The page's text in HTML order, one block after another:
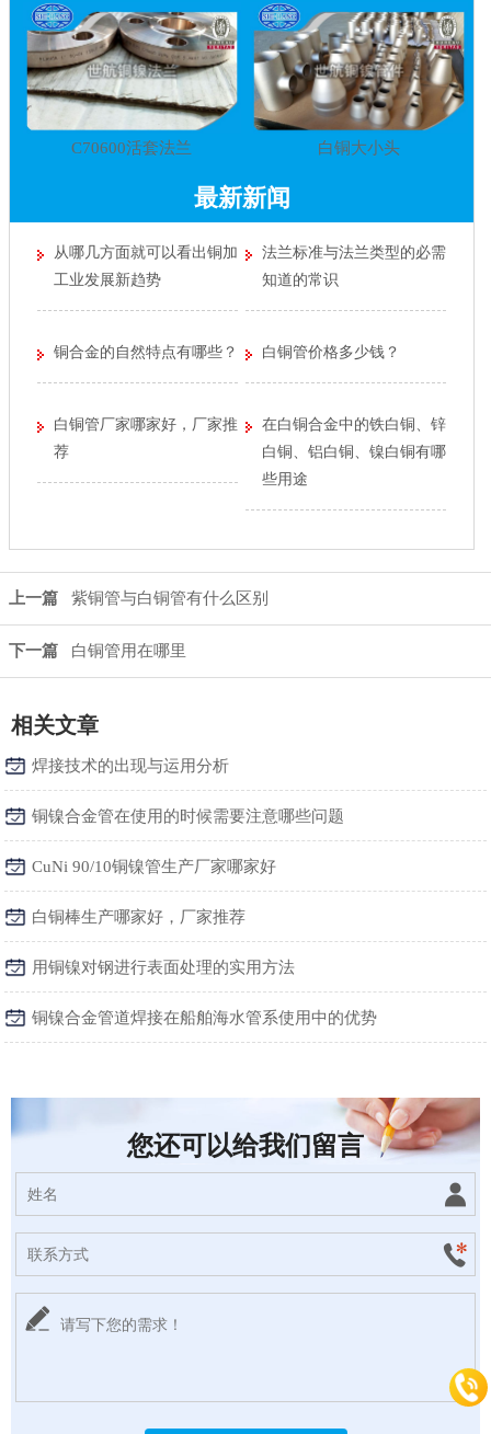
C70600活套法兰 白铜大小头
最新新闻
从哪几方面就可以看出铜加
工业发展新趋势
法兰标准与法兰类型的必需
知道的常识
铜合金的自然特点有哪些？ 白铜管价格多少钱？
白铜管厂家哪家好，厂家推
荐
在白铜合金中的铁白铜、锌
白铜、铝白铜、镍白铜有哪
些用途
上一篇 紫铜管与白铜管有什么区别
下一篇 白铜管用在哪里
相关文章
焊接技术的出现与运用分析
铜镍合金管在使用的时候需要注意哪些问题
CuNi 90/10铜镍管生产厂家哪家好
白铜棒生产哪家好，厂家推荐
用铜镍对钢进行表面处理的实用方法
铜镍合金管道焊接在船舶海水管系使用中的优势
您还可以给我们留言